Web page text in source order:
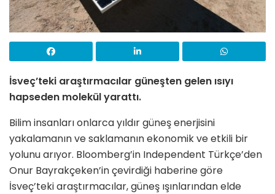
İsveç’teki araştırmacılar güneşten gelen ısıyı
hapseden molekül yarattı.
Bilim insanları onlarca yıldır güneş enerjisini
yakalamanın ve saklamanın ekonomik ve etkili bir
yolunu arıyor. Bloomberg’in Independent Türkçe’den
Onur Bayrakçeken’in çevirdiği haberine göre
İsveç’teki araştırmacılar, güneş ışınlarından elde